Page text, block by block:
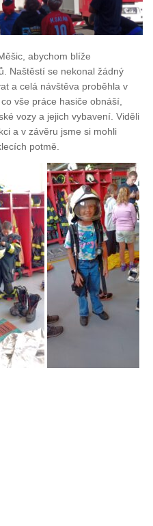
abychom blíže
Naštěstí se nekonal žádný
a celá návštěva proběhla v
vše práce hasiče obnáší,
vozy a jejich vybavení. Viděli
a v závěru jsme si mohli
potmě.